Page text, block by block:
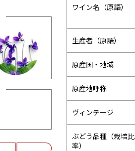
ワイン名（原語）
生産者（原語）
原産国・地域
原産地呼称
ヴィンテージ
ぶどう品種（栽培比
率）